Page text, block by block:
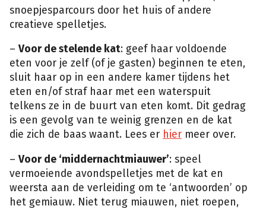
snoepjesparcours door het huis of andere
creatieve spelletjes.
– Voor de stelende kat: geef haar voldoende
eten voor je zelf (of je gasten) beginnen te eten,
sluit haar op in een andere kamer tijdens het
eten en/of straf haar met een waterspuit
telkens ze in de buurt van eten komt. Dit gedrag
is een gevolg van te weinig grenzen en de kat
die zich de baas waant. Lees er hier meer over.
– Voor de ‘middernachtmiauwer’: speel
vermoeiende avondspelletjes met de kat en
weersta aan de verleiding om te ‘antwoorden’ op
het gemiauw. Niet terug miauwen, niet roepen,